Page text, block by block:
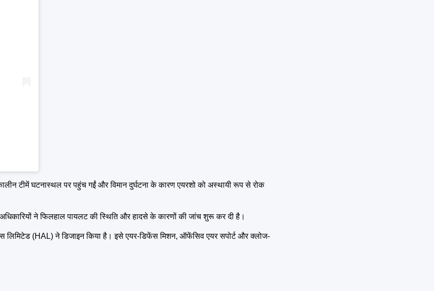
टीमें घटनास्थल पर पहुंच गईं और विमान दुर्घटना के कारण एयरशो को अस्थायी रूप से रोक
ने फिलहाल पायलट की स्थिति और हादसे के कारणों की जांच शुरू कर दी है।
लिमिटेड (HAL) ने डिजाइन किया है। इसे एयर-डिफेंस मिशन, ऑफेंसिव एयर सपोर्ट और क्लोज-